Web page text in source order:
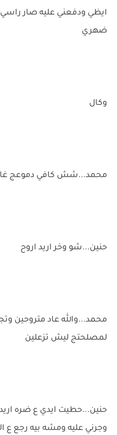
ايظي ودفعني عليه صار
ضهري
وكال
محمد...شش كافي دموعج
حنين...شو وخر اريد اروح
محمد...والله عاد متروحين
لمصلحتج ليش تزعلين
حنين...حطيت ايدي ع ضره اريد
وجرني عليه ومشه بيه رجع ع